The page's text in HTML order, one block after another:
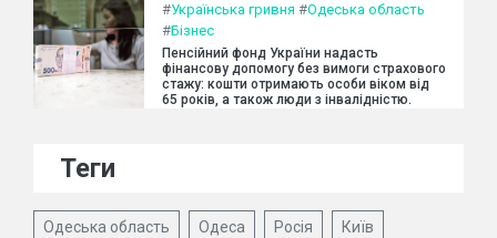
#Українська гривня #Одеська область
#Бізнес
Пенсійний фонд України надасть
фінансову допомогу без вимоги страхового
стажу: кошти отримають особи віком від
65 років, а також люди з інвалідністю.
Теги
Одеська область Одеса Росія Київ